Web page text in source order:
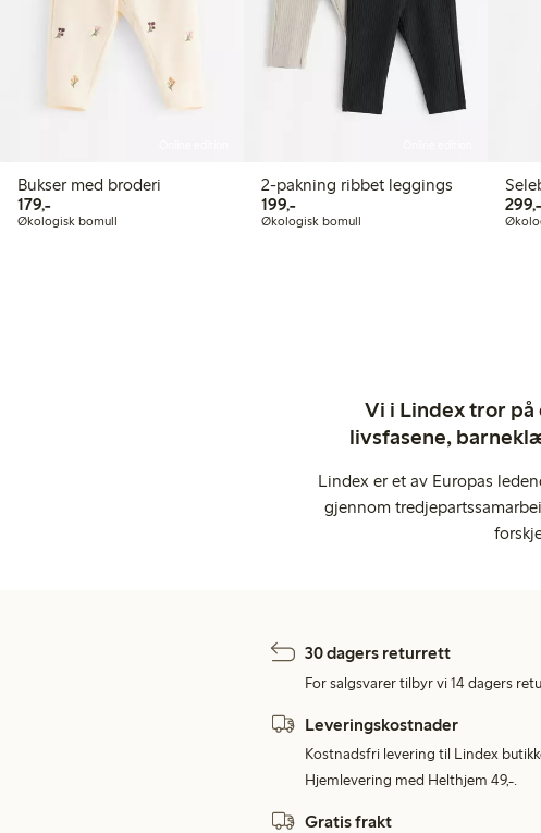
Bukser med broderi
179,-179,00 kr
Økologisk bomull
2-pakning ribbet leggings
199,-199,00 kr
Økologisk bomull
299,-
Vi i Lindex tror
livsfasene,
Lindex er et av Europas
gjennom
30 dagers returrett
For salgsvarer tilbyr vi 14 dagers
Leveringskostnader
Kostnadsfri levering til Lindex
Hjemlevering med Helthjem 49,-.
Gratis frakt